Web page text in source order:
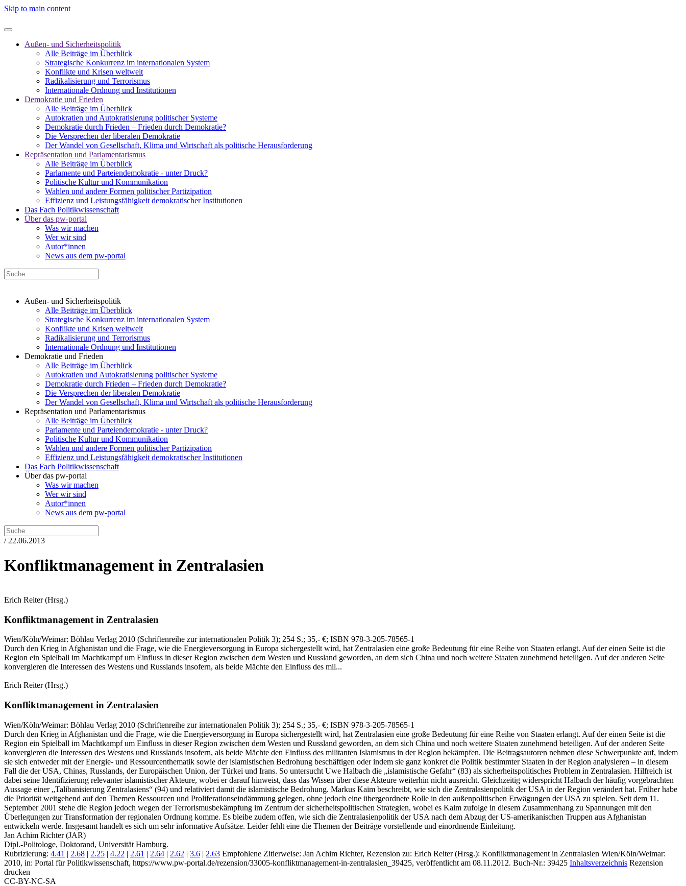
Skip to main content
Außen- und Sicherheitspolitik
Alle Beiträge im Überblick
Strategische Konkurrenz im internationalen System
Konflikte und Krisen weltweit
Radikalisierung und Terrorismus
Internationale Ordnung und Institutionen
Demokratie und Frieden
Alle Beiträge im Überblick
Autokratien und Autokratisierung politischer Systeme
Demokratie durch Frieden – Frieden durch Demokratie?
Die Versprechen der liberalen Demokratie
Der Wandel von Gesellschaft, Klima und Wirtschaft als politische Herausforderung
Repräsentation und Parlamentarismus
Alle Beiträge im Überblick
Parlamente und Parteiendemokratie - unter Druck?
Politische Kultur und Kommunikation
Wahlen und andere Formen politischer Partizipation
Effizienz und Leistungsfähigkeit demokratischer Institutionen
Das Fach Politikwissenschaft
Über das pw-portal
Was wir machen
Wer wir sind
Autor*innen
News aus dem pw-portal
Außen- und Sicherheitspolitik
Alle Beiträge im Überblick
Strategische Konkurrenz im internationalen System
Konflikte und Krisen weltweit
Radikalisierung und Terrorismus
Internationale Ordnung und Institutionen
Demokratie und Frieden
Alle Beiträge im Überblick
Autokratien und Autokratisierung politischer Systeme
Demokratie durch Frieden – Frieden durch Demokratie?
Die Versprechen der liberalen Demokratie
Der Wandel von Gesellschaft, Klima und Wirtschaft als politische Herausforderung
Repräsentation und Parlamentarismus
Alle Beiträge im Überblick
Parlamente und Parteiendemokratie - unter Druck?
Politische Kultur und Kommunikation
Wahlen und andere Formen politischer Partizipation
Effizienz und Leistungsfähigkeit demokratischer Institutionen
Das Fach Politikwissenschaft
Über das pw-portal
Was wir machen
Wer wir sind
Autor*innen
News aus dem pw-portal
/ 22.06.2013
Konfliktmanagement in Zentralasien
Erich Reiter(Hrsg.)
Konfliktmanagement in Zentralasien
Wien/Köln/Weimar: Böhlau Verlag 2010 (Schriftenreihe zur internationalen Politik 3); 254 S.; 35,- €; ISBN 978-3-205-78565-1
Durch den Krieg in Afghanistan und die Frage, wie die Energieversorgung in Europa sichergestellt wird, hat Zentralasien eine große Bedeutung für eine Reihe von Staaten erlangt. Auf der einen Seite ist die
Region ein Spielball im Machtkampf um Einfluss in dieser Region zwischen dem Westen und Russland geworden, an dem sich China und noch weitere Staaten zunehmend beteiligen. Auf der anderen Seite
konvergieren die Interessen des Westens und Russlands insofern, als beide Mächte den Einfluss des mil...
Erich Reiter(Hrsg.)
Konfliktmanagement in Zentralasien
Wien/Köln/Weimar: Böhlau Verlag 2010 (Schriftenreihe zur internationalen Politik 3); 254 S.; 35,- €; ISBN 978-3-205-78565-1
Durch den Krieg in Afghanistan und die Frage, wie die Energieversorgung in Europa sichergestellt wird, hat Zentralasien eine große Bedeutung für eine Reihe von Staaten erlangt. Auf der einen Seite ist die
Region ein Spielball im Machtkampf um Einfluss in dieser Region zwischen dem Westen und Russland geworden, an dem sich China und noch weitere Staaten zunehmend beteiligen. Auf der anderen Seite
konvergieren die Interessen des Westens und Russlands insofern, als beide Mächte den Einfluss des militanten Islamismus in der Region bekämpfen. Die Beitragsautoren nehmen diese Schwerpunkte auf, indem
sie sich entweder mit der Energie- und Ressourcenthematik sowie der islamistischen Bedrohung beschäftigen oder indem sie ganz konkret die Politik bestimmter Staaten in der Region analysieren – in diesem
Fall die der USA, Chinas, Russlands, der Europäischen Union, der Türkei und Irans. So untersucht Uwe Halbach die „islamistische Gefahr“ (83) als sicherheitspolitisches Problem in Zentralasien. Hilfreich ist
dabei seine Identifizierung relevanter islamistischer Akteure, wobei er darauf hinweist, dass das Wissen über diese Akteure weiterhin nicht ausreicht. Gleichzeitig widerspricht Halbach der häufig vorgebrachten
Aussage einer „Talibanisierung Zentralasiens“ (94) und relativiert damit die islamistische Bedrohung. Markus Kaim beschreibt, wie sich die Zentralasienpolitik der USA in der Region verändert hat. Früher habe
die Priorität weitgehend auf den Themen Ressourcen und Proliferationseindämmung gelegen, ohne jedoch eine übergeordnete Rolle in den außenpolitischen Erwägungen der USA zu spielen. Seit dem 11.
September 2001 stehe die Region jedoch wegen der Terrorismusbekämpfung im Zentrum der sicherheitspolitischen Strategien, wobei es Kaim zufolge in diesem Zusammenhang zu Spannungen mit den
Überlegungen zur Transformation der regionalen Ordnung komme. Es bleibe zudem offen, wie sich die Zentralasienpolitik der USA nach dem Abzug der US-amerikanischen Truppen aus Afghanistan
entwickeln werde. Insgesamt handelt es sich um sehr informative Aufsätze. Leider fehlt eine die Themen der Beiträge vorstellende und einordnende Einleitung.
Jan Achim Richter (JAR)
Dipl.-Politologe, Doktorand, Universität Hamburg.
Rubrizierung: 4.41 | 2.68 | 2.25 | 4.22 | 2.61 | 2.64 | 2.62 | 3.6 | 2.63 Empfohlene Zitierweise: Jan Achim Richter, Rezension zu: Erich Reiter(Hrsg.): Konfliktmanagement in Zentralasien Wien/Köln/Weimar:
2010, in: Portal für Politikwissenschaft, https://www.pw-portal.de/rezension/33005-konfliktmanagement-in-zentralasien_39425, veröffentlicht am 08.11.2012. Buch-Nr.: 39425 Inhaltsverzeichnis Rezension
drucken
CC-BY-NC-SA